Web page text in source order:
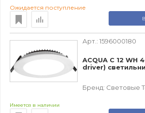
Ожидается поступление
Арт.: 1596000180
ACQUA C 12 WH
driver)
Бренд: Световые
Имеется в наличии